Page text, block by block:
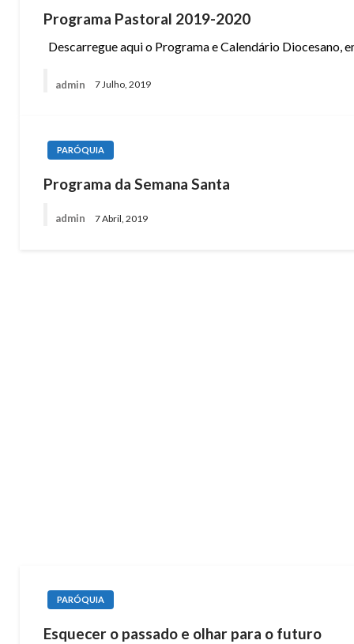
Programa Pastoral 2019-2020
Descarregue aqui o Programa e Calendário
admin 7 Julho, 2019
PARÓQUIA
Programa da Semana Santa
admin 7 Abril, 2019
PARÓQUIA
Esquecer o passado e olhar para o futuro